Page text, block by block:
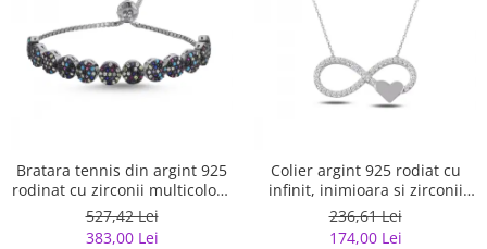
Bratara tennis din argint 925
rodinat cu zirconii multicolore
- Be Elegant BTU0108
527,42 Lei
383,00 Lei
Colier argint 925 rodiat cu
infinit, inimioara si zirconii
albe - Infinite You CTU0067
236,61 Lei
174,00 Lei